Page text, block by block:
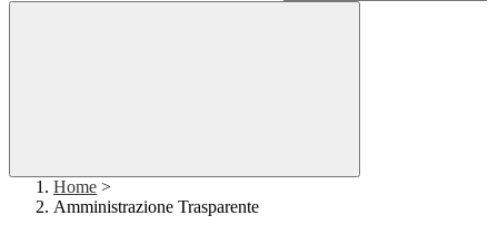
Home >
Amministrazione Trasparente